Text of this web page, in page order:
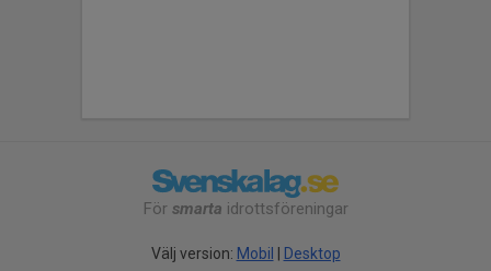
För smarta idrottsföreningar
Välj version: Mobil Desktop